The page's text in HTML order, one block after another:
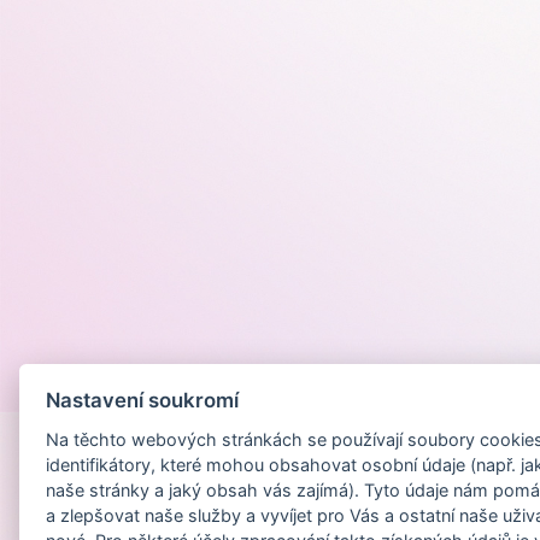
Nastavení soukromí
Na těchto webových stránkách se používají soubory
identifikátory, které mohou obsahovat osobní údaje (např.
naše stránky a jaký obsah vás zajímá). Tyto údaje nám
a zlepšovat naše služby a vyvíjet pro Vás a ostatní naše